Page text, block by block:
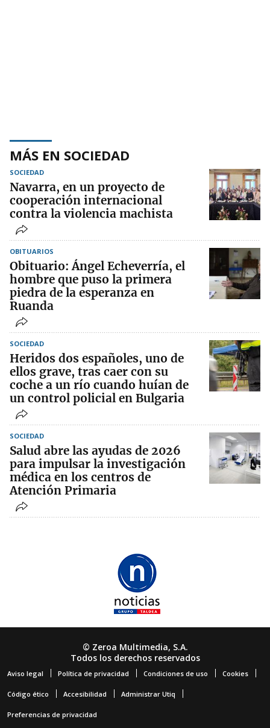
MÁS EN SOCIEDAD
SOCIEDAD
Navarra, en un proyecto de
cooperación internacional
contra la violencia machista
OBITUARIOS
Obituario: Ángel Echeverría, el
hombre que puso la primera
piedra de la esperanza en
Ruanda
SOCIEDAD
Heridos dos españoles, uno de
ellos grave, tras caer con su
coche a un río cuando huían de
un control policial en Bulgaria
SOCIEDAD
Salud abre las ayudas de 2026
para impulsar la investigación
médica en los centros de
Atención Primaria
© Zeroa Multimedia, S.A.
Todos los derechos reservados
Aviso legal Política de privacidad Condiciones de uso Cookies
Código ético Accesibilidad Administrar Utiq
Preferencias de privacidad